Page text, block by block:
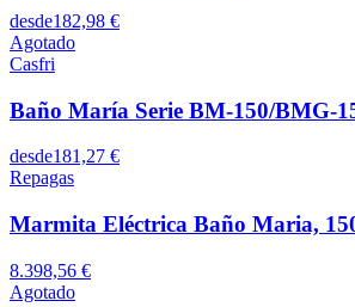
desde182,98 €
Agotado
Casfri
Baño María Serie BM-150/BMG-
desde181,27 €
Repagas
Marmita Eléctrica Baño Maria,
8.398,56 €
Agotado